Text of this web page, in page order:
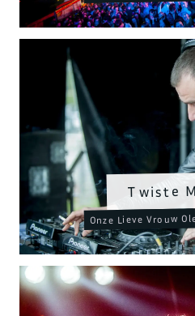
Twiste
Onze Lieve Vrouw